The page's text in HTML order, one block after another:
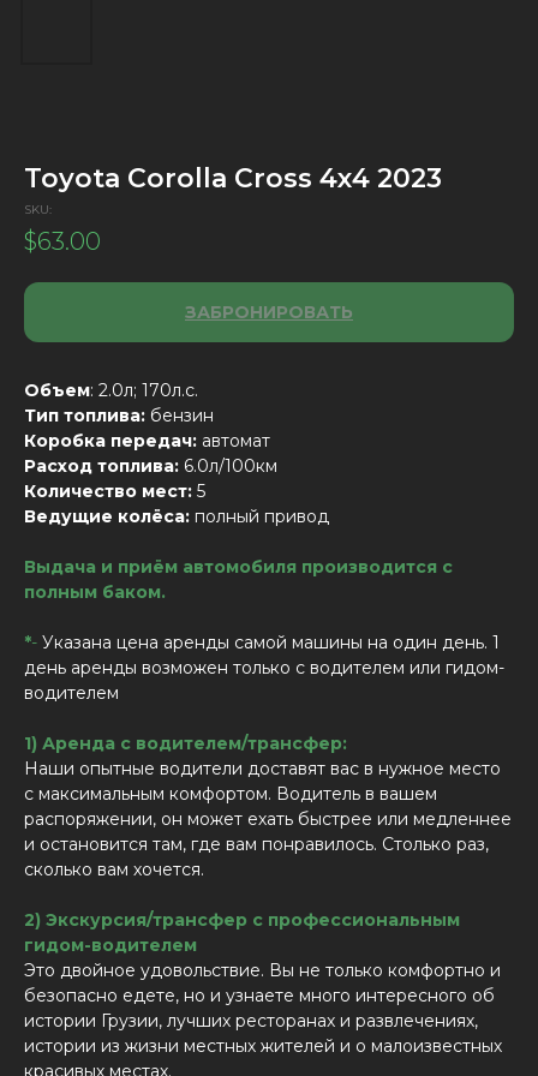
Toyota Corolla Cross 4х4 2023
SKU:
$63.00
ЗАБРОНИРОВАТЬ
Объем: 2.0л; 170л.с.
Тип топлива: бензин
Коробка передач: автомат
Расход топлива: 6.0л/100км
Количество мест: 5
Ведущие колёса: полный привод
Выдача и приём автомобиля производится с
полным баком.
*- Указана цена аренды самой машины на один день. 1
день аренды возможен только с водителем или гидом-
водителем
1) Аренда с водителем/трансфер:
Наши опытные водители доставят вас в нужное место
с максимальным комфортом. Водитель в вашем
распоряжении, он может ехать быстрее или медленнее
и остановится там, где вам понравилось. Столько раз,
сколько вам хочется.
2) Экскурсия/трансфер с профессиональным
гидом-водителем
Это двойное удовольствие. Вы не только комфортно и
безопасно едете, но и узнаете много интересного об
истории Грузии, лучших ресторанах и развлечениях,
истории из жизни местных жителей и о малоизвестных
красивых местах.